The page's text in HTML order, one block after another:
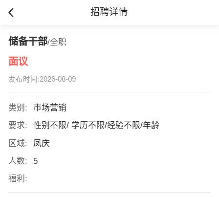
招聘详情
储备干部/全职
面议
发布时间:2026-08-09
类别:
市场营销
要求:
性别不限/ 学历不限/经验不限/年龄
区域:
凤庆
人数:
5
福利: